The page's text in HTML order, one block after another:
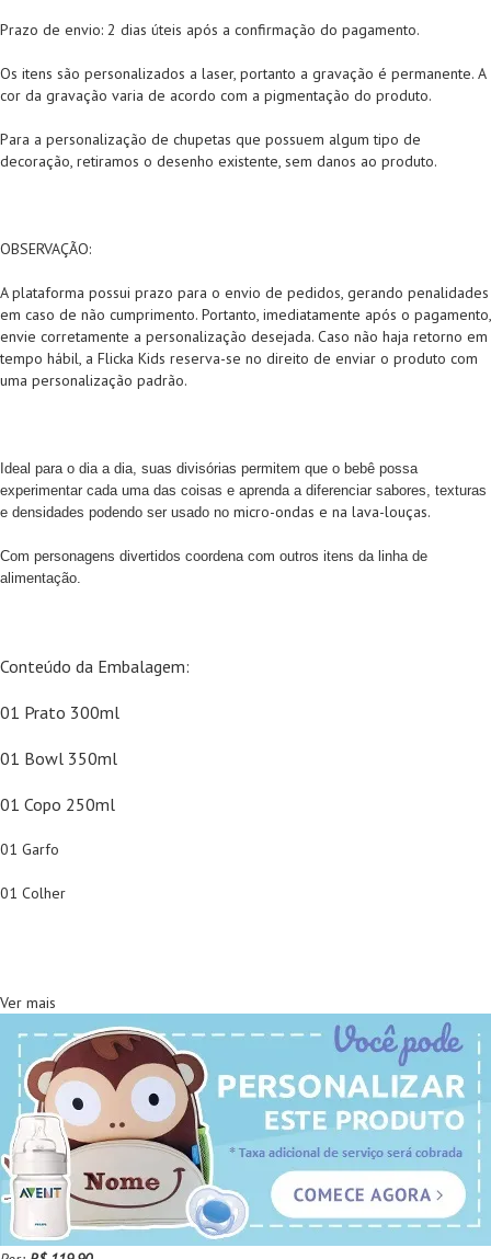
Prazo de envio: 2 dias úteis após a confirmação do pagamento.
Os itens são personalizados a laser, portanto a gravação é permanente. A
cor da gravação varia de acordo com a pigmentação do produto.
Para a personalização de chupetas que possuem algum tipo de
decoração, retiramos o desenho existente, sem danos ao produto.
OBSERVAÇÃO:
A plataforma possui prazo para o envio de pedidos, gerando penalidades
em caso de não cumprimento. Portanto, imediatamente após o pagamento,
envie corretamente a personalização desejada. Caso não haja retorno em
tempo hábil, a Flicka Kids reserva-se no direito de enviar o produto com
uma personalização padrão.
Ideal para o dia a dia, suas divisórias permitem que o bebê possa
experimentar cada uma das coisas e aprenda a diferenciar sabores, texturas
e densidades podendo ser usado no micro-ondas e na lava-louças.
Com personagens divertidos coordena com outros itens da linha de
alimentação.
Conteúdo da Embalagem:
01 Prato 300ml
01 Bowl 350ml
01 Copo 250ml
01 Garfo
01 Colher
Ver mais